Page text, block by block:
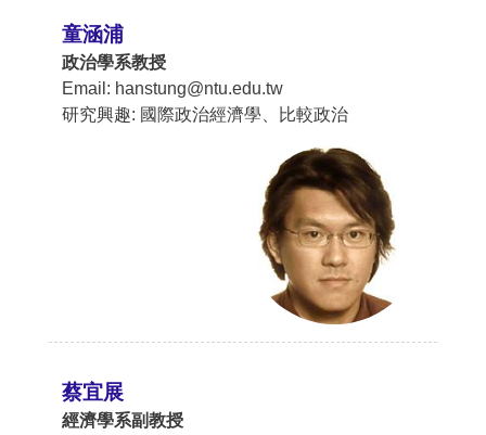
童涵浦
政治學系教授
Email: hanstung@ntu.edu.tw
研究興趣: 國際政治經濟學、比較政治
蔡宜展
經濟學系副教授